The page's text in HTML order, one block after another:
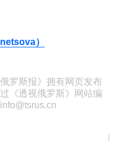
）
罗斯报》拥有网页发布
《透视俄罗斯》网站编